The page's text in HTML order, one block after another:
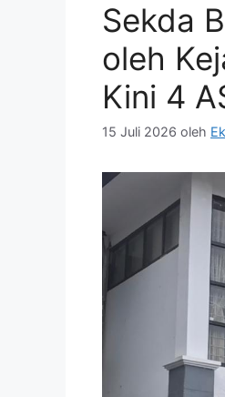
Sekda
oleh
Kini 4
15 Juli 2026 oleh